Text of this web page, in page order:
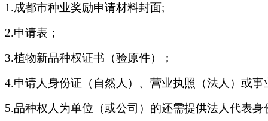
1.成都市种业奖励申请材料封面;
2.申请表；
3.植物新品种权证书（验原件）；
4.申请人身份证（自然人）、营业执照（法人）或
5.品种权人为单位（或公司）的还需提供法人代表